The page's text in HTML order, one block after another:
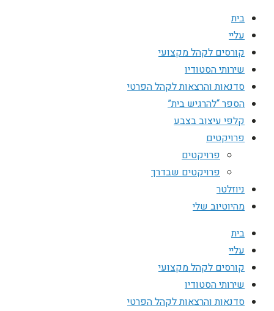
בית
עליי
קורסים לקהל מקצועי
שירותי הסטודיו
סדנאות והרצאות לקהל הפרטי
הספר “להרגיש בית”
קלפי עיצוב בצבע
פרויקטים
פרויקטים
פרויקטים שבדרך
ניוזלטר
מהיוטיוב שלי
בית
עליי
קורסים לקהל מקצועי
שירותי הסטודיו
סדנאות והרצאות לקהל הפרטי